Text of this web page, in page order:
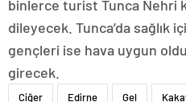
binlerce turist Tunca Nehri
dileyecek. Tunca’da sağlık
gençleri ise hava uygun
girecek.
Ciğer Edirne Gel